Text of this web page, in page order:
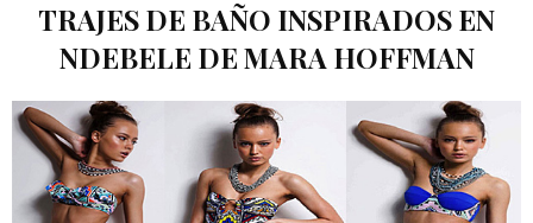
TRAJES DE BAÑO INSPIRADOS EN
NDEBELE DE MARA HOFFMAN